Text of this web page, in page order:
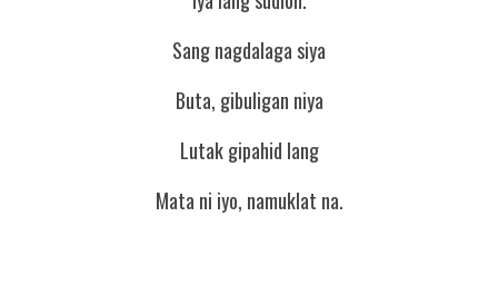
Sang nagdalaga siya
Buta, gibuligan niya
Lutak gipahid lang
Mata ni iyo, namuklat na.